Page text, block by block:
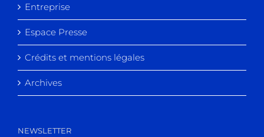
Entreprise
Espace Presse
Crédits et mentions légales
Archives
NEWSLETTER